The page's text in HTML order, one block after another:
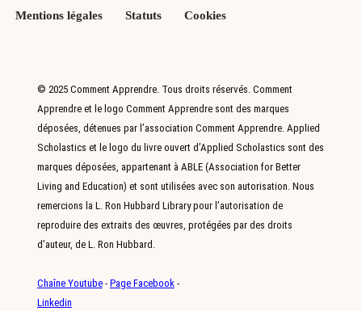
Mentions légales Statuts Cookies
© 2025 Comment Apprendre. Tous droits réservés. Comment
Apprendre et le logo Comment Apprendre sont des marques
déposées, détenues par l’association Comment Apprendre. Applied
Scholastics et le logo du livre ouvert d’Applied Scholastics sont des
marques déposées, appartenant à ABLE (Association for Better
Living and Education) et sont utilisées avec son autorisation. Nous
remercions la L. Ron Hubbard Library pour l’autorisation de
reproduire des extraits des œuvres, protégées par des droits
d’auteur, de L. Ron Hubbard.
Chaîne Youtube- Page Facebook-
Linkedin